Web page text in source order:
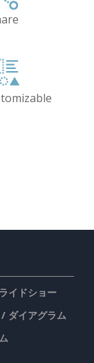
イドショー
ダイアグラム